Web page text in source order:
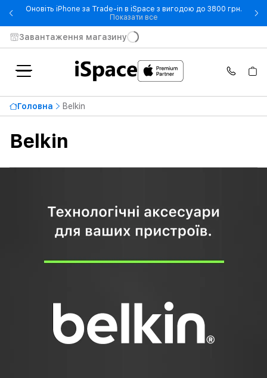
Оновіть iPhone за Trade-in в iSpace з вигодою до 3800 грн.
Показати все- Оновіть iPhone за Trade-in
Завантаження магазину
Головна Belkin
Belkin
Від
Довжина кабеля
Тип кріплення